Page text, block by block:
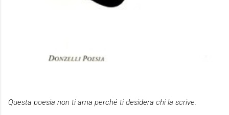
Questa poesia non ti ama perché ti desidera chi la scrive.